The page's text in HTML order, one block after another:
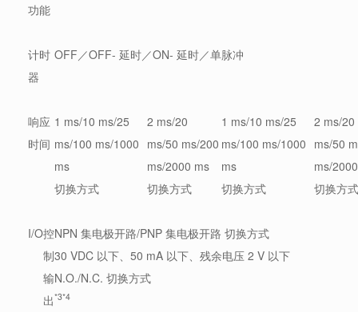
功能
计时
器
OFF／OFF- 延时／ON- 延时／单脉冲
响应
时间
1 ms/10 ms/25
ms/100 ms/1000
ms
切换方式
2 ms/20
ms/50 ms/200
ms/2000 ms
切换方式
1 ms/10 ms/25
ms/100 ms/1000
ms
切换方式
2 ms/20
ms/50
ms/
切换方式
I/O控
制
输
出
NPN 集电极开路/PNP 集电极开路 切换方式
30 VDC 以下、50 mA 以下、残余电压 2 V 以下
N.O./N.C. 切换方式
*3*4